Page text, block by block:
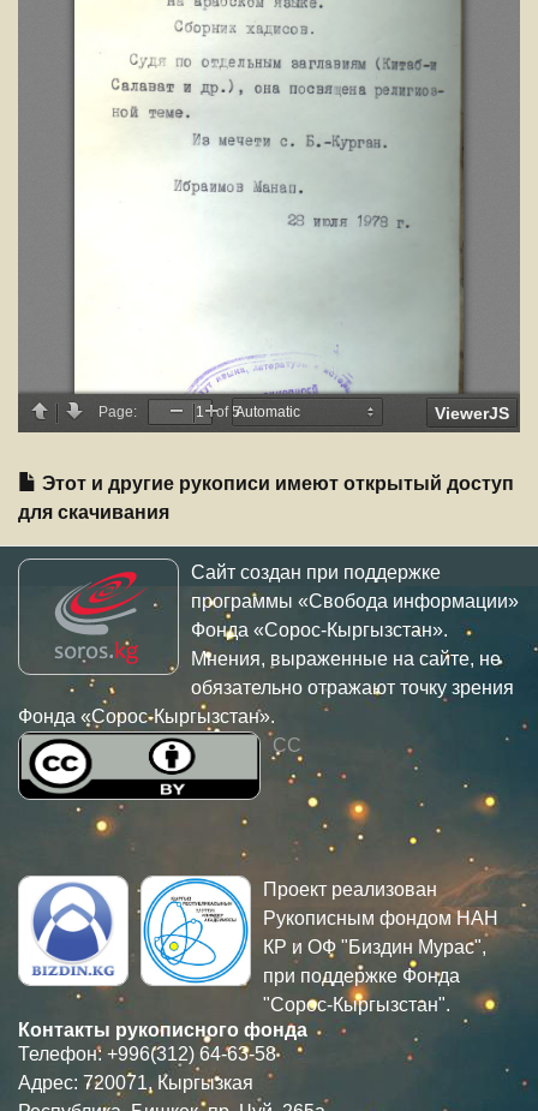
Этот и другие рукописи имеют открытый доступ
для скачивания
Сайт создан при поддержке
программы «Свобода информации»
Фонда «Сорос-Кыргызстан».
Мнения, выраженные на сайте, не
обязательно отражают точку зрения
Фонда «Сорос-Кыргызстан».
CC
Проект реализован
Рукописным фондом НАН
КР и ОФ "Биздин Мурас",
при поддержке Фонда
"Сорос-Кыргызстан".
Контакты рукописного фонда
Телефон: +996(312) 64-63-58
Адрес: 720071, Кыргызкая